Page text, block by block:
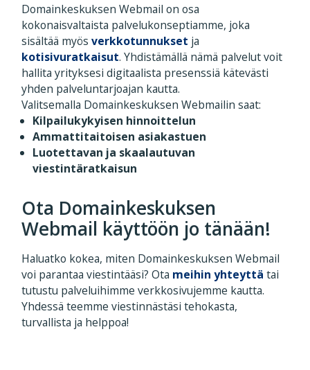
Domainkeskuksen Webmail on osa
kokonaisvaltaista palvelukonseptiamme, joka
sisältää myösverkkotunnukset ja
kotisivuratkaisut. Yhdistämällä nämä palvelut voit
hallita yrityksesi digitaalista presenssiä kätevästi
yhden palveluntarjoajan kautta.
Valitsemalla Domainkeskuksen Webmailin saat:
Kilpailukykyisen hinnoittelun
Ammattitaitoisen asiakastuen
Luotettavan ja skaalautuvan
viestintäratkaisun
Ota Domainkeskuksen
Webmail käyttöön jo tänään!
Haluatko kokea, miten Domainkeskuksen Webmail
voi parantaa viestintääsi? Ota meihin yhteyttä tai
tutustu palveluihimme verkkosivujemme kautta.
Yhdessä teemme viestinnästäsi tehokasta,
turvallista ja helppoa!